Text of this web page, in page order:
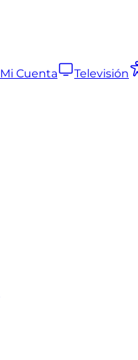
Mi Cuenta Televisión